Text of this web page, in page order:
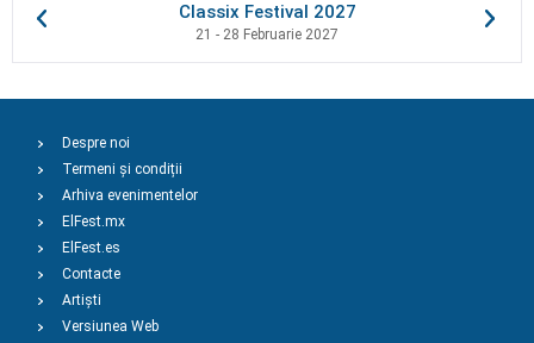
Classix Festival 2027
21 - 28 Februarie 2027
Despre noi
Termeni și condiții
Arhiva evenimentelor
ElFest.mx
ElFest.es
Contacte
Artiști
Versiunea Web